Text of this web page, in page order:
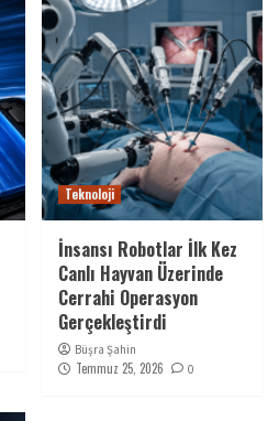
Teknoloji
İnsansı Robotlar İlk Kez
Canlı Hayvan Üzerinde
Cerrahi Operasyon
Gerçekleştirdi
Büşra Şahin
Temmuz 25, 2026 0